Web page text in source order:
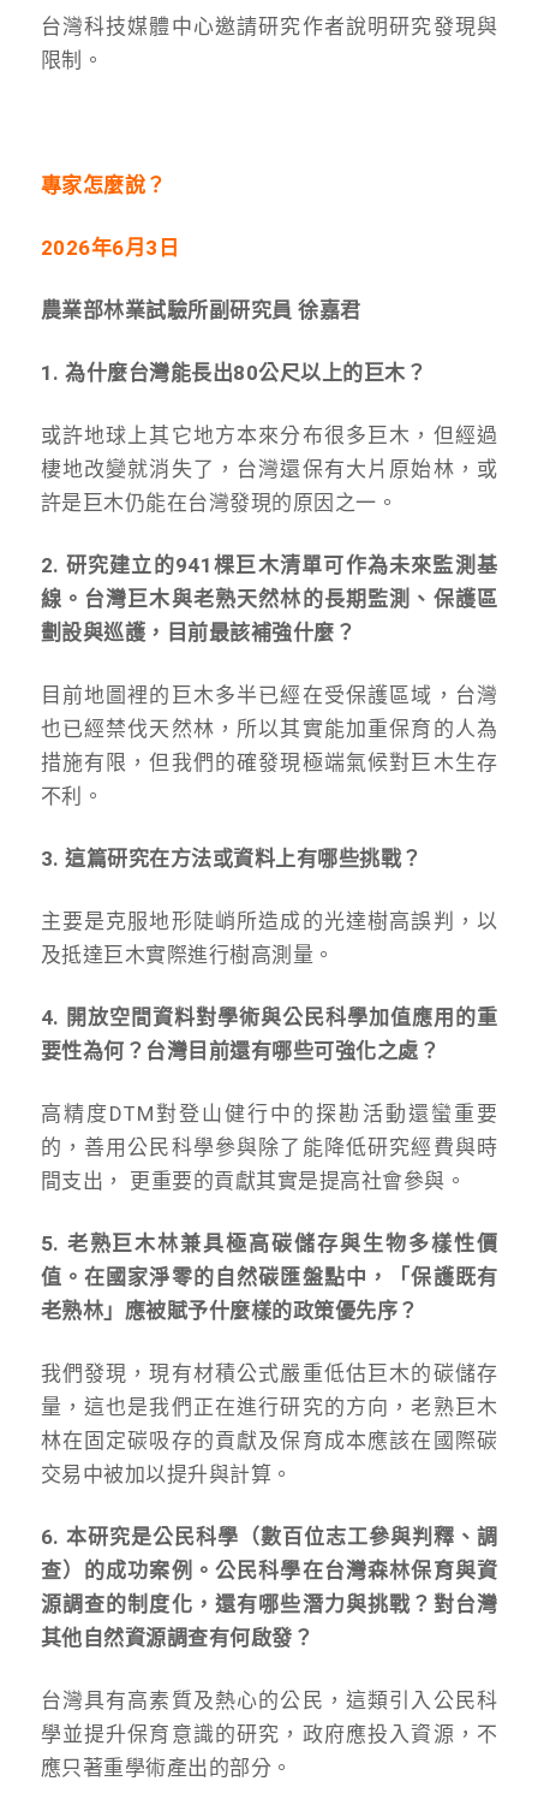
台灣科技媒體中心邀請研究作者說明研究發現與
限制。
專家怎麼說？
2026年6月3日
農業部林業試驗所副研究員 徐嘉君
1. 為什麼台灣能長出80公尺以上的巨木？
或許地球上其它地方本來分布很多巨木，但經過
棲地改變就消失了，台灣還保有大片原始林，或
許是巨木仍能在台灣發現的原因之一。
2. 研究建立的941棵巨木清單可作為未來監測基
線。台灣巨木與老熟天然林的長期監測、保護區
劃設與巡護，目前最該補強什麼？
目前地圖裡的巨木多半已經在受保護區域，台灣
也已經禁伐天然林，所以其實能加重保育的人為
措施有限，但我們的確發現極端氣候對巨木生存
不利。
3. 這篇研究在方法或資料上有哪些挑戰？
主要是克服地形陡峭所造成的光達樹高誤判，以
及抵達巨木實際進行樹高測量。
4. 開放空間資料對學術與公民科學加值應用的重
要性為何？台灣目前還有哪些可強化之處？
高精度DTM對登山健行中的探勘活動還蠻重要
的，善用公民科學參與除了能降低研究經費與時
間支出， 更重要的貢獻其實是提高社會參與。
5. 老熟巨木林兼具極高碳儲存與生物多樣性價
值。在國家淨零的自然碳匯盤點中，「保護既有
老熟林」應被賦予什麼樣的政策優先序？
我們發現，現有材積公式嚴重低估巨木的碳儲存
量，這也是我們正在進行研究的方向，老熟巨木
林在固定碳吸存的貢獻及保育成本應該在國際碳
交易中被加以提升與計算。
6. 本研究是公民科學（數百位志工參與判釋、調
查）的成功案例。公民科學在台灣森林保育與資
源調查的制度化，還有哪些潛力與挑戰？對台灣
其他自然資源調查有何啟發？
台灣具有高素質及熱心的公民，這類引入公民科
學並提升保育意識的研究，政府應投入資源，不
應只著重學術產出的部分。